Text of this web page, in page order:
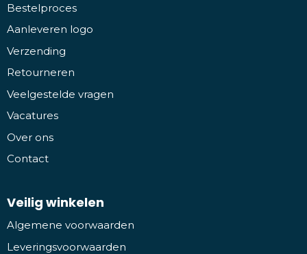
Bestelproces
Aanleveren logo
Verzending
Retourneren
Veelgestelde vragen
Vacatures
Over ons
Contact
Veilig winkelen
Algemene voorwaarden
Leveringsvoorwaarden